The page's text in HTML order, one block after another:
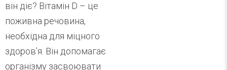
він діє? Вітамін D – це
поживна речовина,
необхідна для міцного
здоров’я. Він допомагає
організму засвоювати